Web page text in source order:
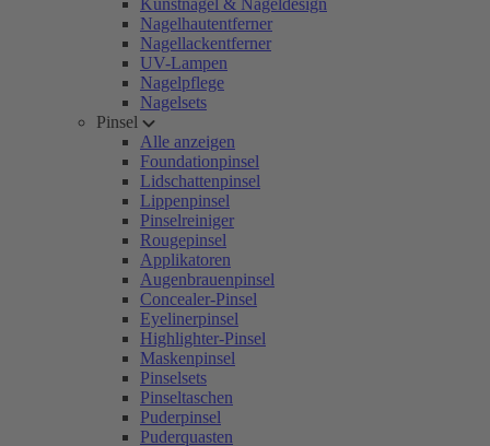
Kunstnägel & Nageldesign
Nagelhautentferner
Nagellackentferner
UV-Lampen
Nagelpflege
Nagelsets
Pinsel
Alle anzeigen
Foundationpinsel
Lidschattenpinsel
Lippenpinsel
Pinselreiniger
Rougepinsel
Applikatoren
Augenbrauenpinsel
Concealer-Pinsel
Eyelinerpinsel
Highlighter-Pinsel
Maskenpinsel
Pinselsets
Pinseltaschen
Puderpinsel
Puderquasten